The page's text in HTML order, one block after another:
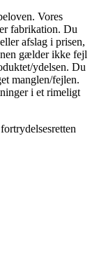
Vores
fabrikation. Du
afslag i prisen,
gælder ikke fejl
ydelsen. Du
manglen/fejlen.
i et rimeligt